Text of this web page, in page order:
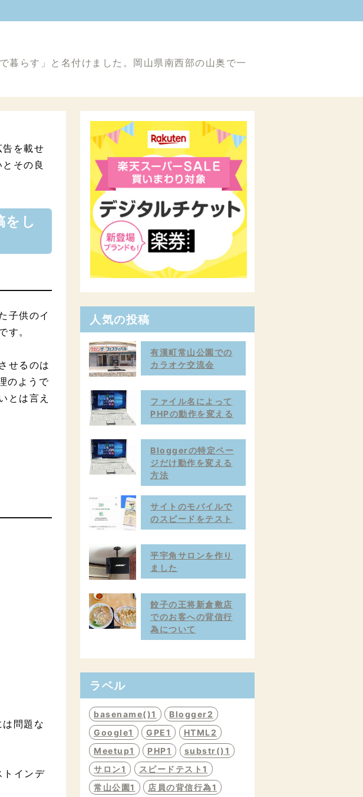
暮らす」と名付けました。岡山県南西部の山奥で一
を載せ
その良
をし
子供のイ
す。
せるのは
のようで
とは言え
問題な
トインデ
人気の投稿
有漢町常山公園での
カラオケ交流会
ファイル名によって
PHPの動作を変える
Bloggerの特定ペー
ジだけ動作を変える
方法
サイトのモバイルで
のスピードをテスト
平宇角サロンを作り
ました
餃子の王将新倉敷店
でのお客への背信行
為について
ラベル
basename()1 Blogger2
Google1 GPE1 HTML2
Meetup1 PHP1 substr()1
サロン1 スピードテスト 1
常山公園1 店員の背信行為1